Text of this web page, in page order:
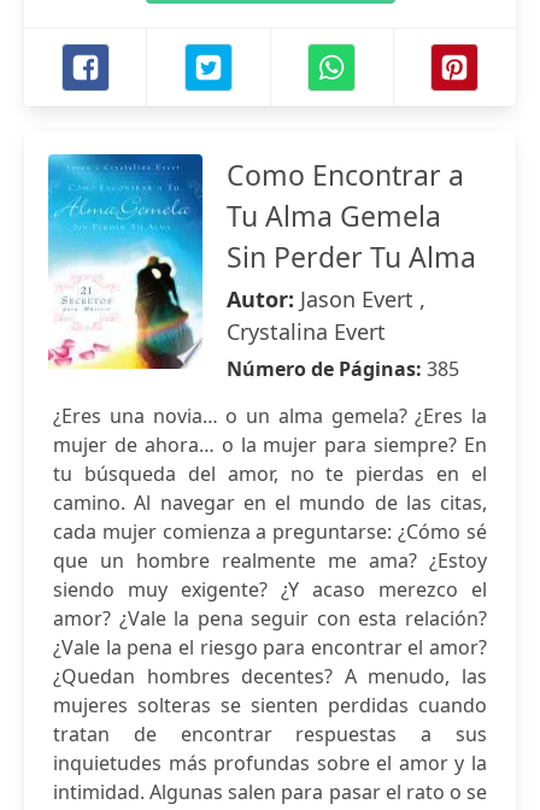
Como Encontrar a
Tu Alma Gemela
Sin Perder Tu Alma
Autor: Jason Evert ,
Crystalina Evert
Número de Páginas: 385
¿Eres una novia… o un alma gemela? ¿Eres la
mujer de ahora… o la mujer para siempre? En
tu búsqueda del amor, no te pierdas en el
camino. Al navegar en el mundo de las citas,
cada mujer comienza a preguntarse: ¿Cómo sé
que un hombre realmente me ama? ¿Estoy
siendo muy exigente? ¿Y acaso merezco el
amor? ¿Vale la pena seguir con esta relación?
¿Vale la pena el riesgo para encontrar el amor?
¿Quedan hombres decentes? A menudo, las
mujeres solteras se sienten perdidas cuando
tratan de encontrar respuestas a sus
inquietudes más profundas sobre el amor y la
intimidad. Algunas salen para pasar el rato o se